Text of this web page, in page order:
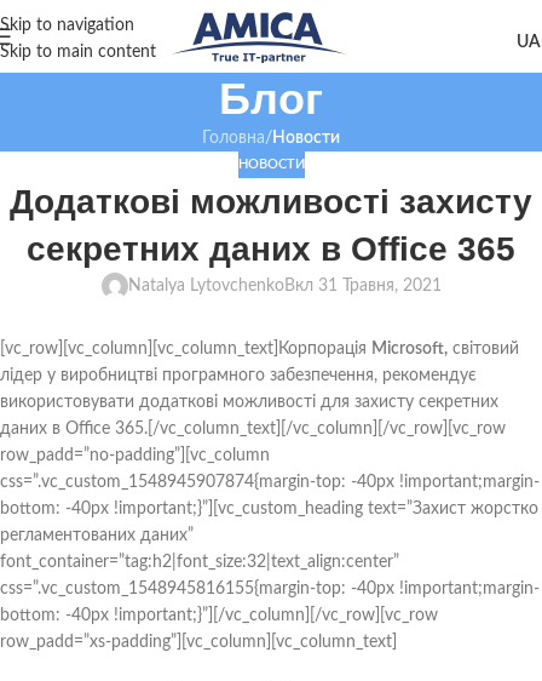
Skip to navigation
Skip to main content
Блог
Головна/ Новости
НОВОСТИ
Додаткові можливості захисту
секретних даних в Office 365
Natalya LytovchenkoВкл 31 Травня, 2021
[vc_row][vc_column][vc_column_text]Корпорація Microsoft, світовий
лідер у виробництві програмного забезпечення, рекомендує
використовувати додаткові можливості для захисту секретних
даних в Office 365.[/vc_column_text][/vc_column][/vc_row][vc_row
row_padd=”no-padding”][vc_column
css=”.vc_custom_1548945907874{margin-top: -40px !important;margin-
bottom: -40px !important;}”][vc_custom_heading text=”Захист жорстко
регламентованих даних”
font_container=”tag:h2|font_size:32|text_align:center”
css=”.vc_custom_1548945816155{margin-top: -40px !important;margin-
bottom: -40px !important;}”][/vc_column][/vc_row][vc_row
row_padd=”xs-padding”][vc_column][vc_column_text]